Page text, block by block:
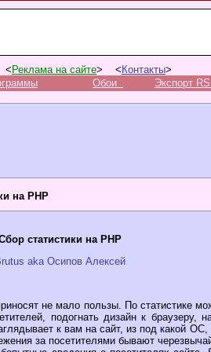
Реклама на сайте> < Контакты>
Обои Экспорт
на PHP
статистики на PHP
aka Осипов Алексей
не мало пользы. По статистике
подогнать дизайн к браузеру,
к вам на сайт, из под какой
за посетителями бывают